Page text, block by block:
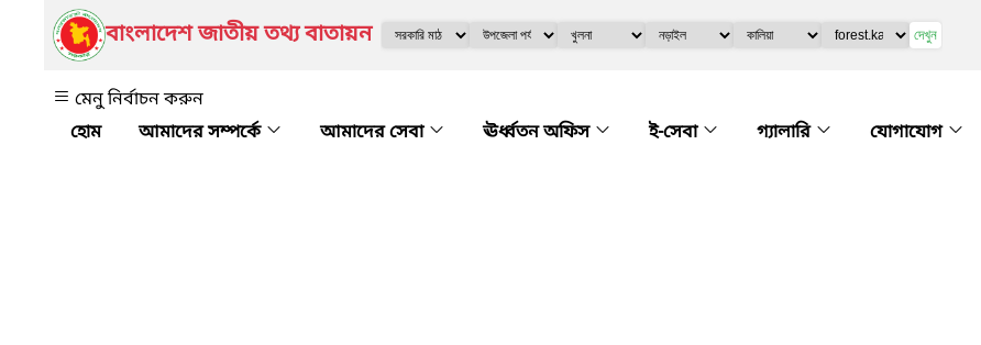
বাংলাদেশ জাতীয় তথ্য বাতায়ন দেখুন
মেনু নির্বাচন করুন
আমাদের সম্পর্কে
আমাদের সেবা ঊর্ধ্বতন অফিস ই-সেবা গ্যালারি যোগাযোগ